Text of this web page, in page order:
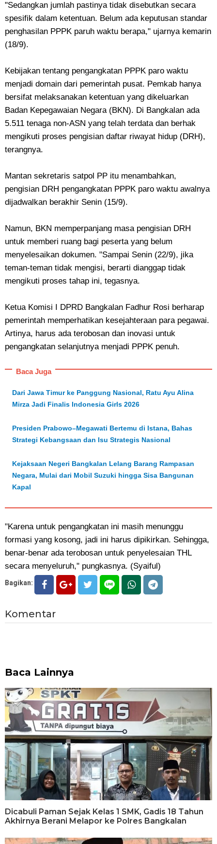
"Sedangkan jumlah pastinya tidak disebutkan secara
spesifik dalam ketentuan. Belum ada keputusan standar
penghasilan PPPK paruh waktu berapa," ujarnya kemarin
(18/9).
Kebijakan tentang pengangkatan PPPK paro waktu
menjadi domain dari pemerintah pusat. Pemkab hanya
bersifat melaksanakan ketentuan yang dikeluarkan
Badan Kepegawaian Negara (BKN). Di Bangkalan ada
5.511 tenaga non-ASN yang telah terdata dan berhak
mengikuti proses pengisian daftar riwayat hidup (DRH),
terangnya.
Mantan sekretaris satpol PP itu menambahkan,
pengisian DRH pengangkatan PPPK paro waktu awalnya
dijadwalkan berakhir Senin (15/9).
Namun, BKN memperpanjang masa pengisian DRH
untuk memberi ruang bagi peserta yang belum
menyelesaikan dokumen. "Sampai Senin (22/9), jika
teman-teman tidak mengisi, berarti dianggap tidak
mengikuti proses tahap ini, tegasnya.
Ketua Komisi I DPRD Bangkalan Fadhur Rosi berharap
pemerintah memperhatikan kesejahteraan para pegawai.
Artinya, harus ada terobosan dan inovasi untuk
pengangkatan selanjutnya menjadi PPPK penuh.
Baca Juga
Dari Jawa Timur ke Panggung Nasional, Ratu Ayu Alina
Mirza Jadi Finalis Indonesia Girls 2026
Presiden Prabowo–Megawati Bertemu di Istana, Bahas
Strategi Kebangsaan dan Isu Strategis Nasional
Kejaksaan Negeri Bangkalan Lelang Barang Rampasan
Negara, Mulai dari Mobil Suzuki hingga Sisa Bangunan
Kapal
"Karena untuk pengangkatan ini masih menunggu
formasi yang kosong, jadi ini harus dipikirkan. Sehingga,
benar-benar ada terobosan untuk penyelesaian THL
secara menyeluruh," pungkasnya. (Syaiful)
Bagikan:
Komentar
Baca Lainnya
Dicabuli Paman Sejak Kelas 1 SMK, Gadis 18 Tahun
Akhirnya Berani Melapor ke Polres Bangkalan